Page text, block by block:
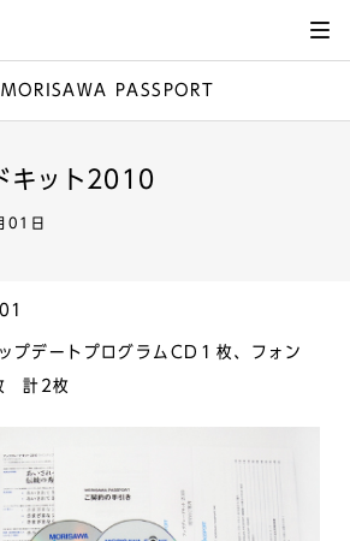
PASSPORT
キット2010
01日
プデートプログラムCD１枚、フォン
計2枚